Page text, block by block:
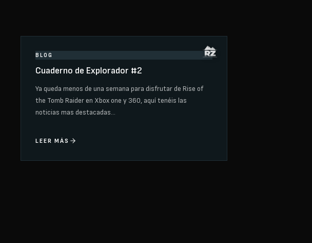
BLOG
Cuaderno de Explorador #2
Ya queda menos de una semana para disfrutar de Rise of
the Tomb Raider en Xbox one y 360, aquí tenéis las
noticias mas destacadas…
LEER MÁS